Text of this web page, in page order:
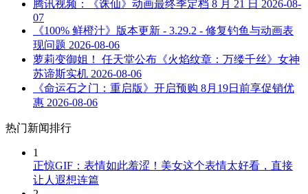
腾讯视频：《诛仙》动画最终季定档 8 月 21 日 2026-08-
07
《100% 鲜橙汁》版本更新 - 3.29.2 - 修复钓鱼与动画表
现问题 2026-08-06
萝莉变御姐！ 任天堂公布《火焰纹章：万缕千丝》女神
苏谛斯实机 2026-08-06
《命运石之门：重启版》开启预购 8月19日前享促销优
惠 2026-08-06
热门新闻排行
1
正惊GIF：表情如此羞涩！美女这个表情太好看，直接
让人遐想连篇